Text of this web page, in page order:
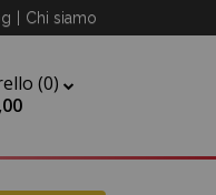
Chi siamo
(0)